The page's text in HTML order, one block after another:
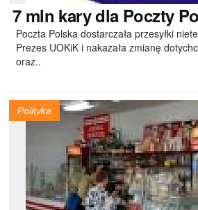
7mln kary dla Poczty
Poczta Polska dostarczała przesyłki
Prezes UOKiK i nakazała zmianę
oraz..
Polityka